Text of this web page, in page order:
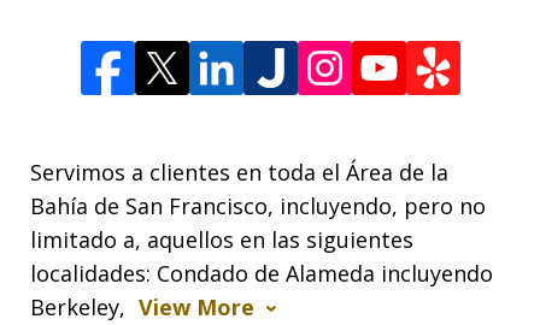
Servimos a clientes en toda el Área de la
Bahía de San Francisco, incluyendo, pero no
limitado a, aquellos en las siguientes
localidades: Condado de Alameda incluyendo
Berkeley, View More